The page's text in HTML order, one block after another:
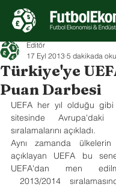
Türkiye'ye
Puan Darbesi
Editör
17 Eyl 2013 5 dakikada
UEFA her yıl olduğu
sitesinde Avrupa'daki
sıralamalarını açıkladı.
Aynı zamanda ülkelerin
açıklayan UEFA bu sene
UEFA'dan men
2013/2014